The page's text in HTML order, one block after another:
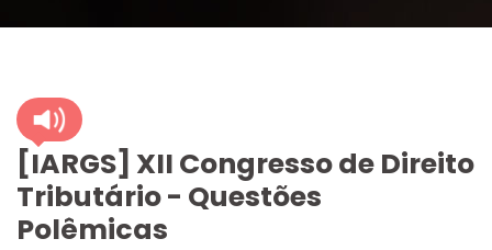
[IARGS] XII Congresso de Direito
Tributário - Questões
Polêmicas